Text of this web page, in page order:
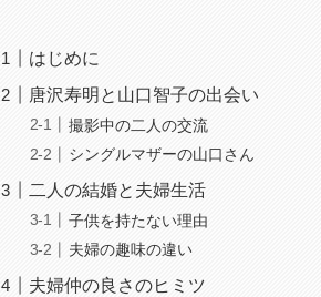
はじめに
唐沢寿明と山口智子の出会い
撮影中の二人の交流
シングルマザーの山口さん
二人の結婚と夫婦生活
子供を持たない理由
夫婦の趣味の違い
夫婦仲の良さのヒミツ